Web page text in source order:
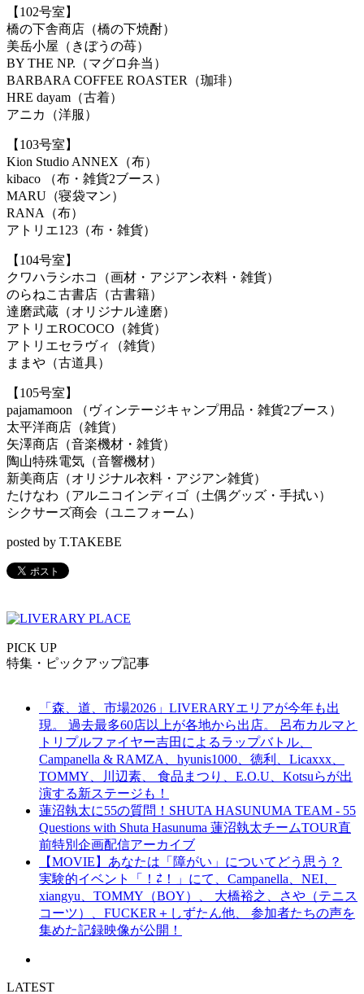
【102号室】
橋の下舎商店（橋の下焼酎）
美岳小屋（きぼうの苺）
BY THE NP.（マグロ弁当）
BARBARA COFFEE ROASTER（珈琲）
HRE dayam（古着）
アニカ（洋服）
【103号室】
Kion Studio ANNEX（布）
kibaco （布・雑貨2ブース）
MARU（寝袋マン）
RANA（布）
アトリエ123（布・雑貨）
【104号室】
クワハラシホコ（画材・アジアン衣料・雑貨）
のらねこ古書店（古書籍）
達磨武蔵（オリジナル達磨）
アトリエROCOCO（雑貨）
アトリエセラヴィ（雑貨）
ままや（古道具）
【105号室】
pajamamoon （ヴィンテージキャンプ用品・雑貨2ブース）
太平洋商店（雑貨）
矢澤商店（音楽機材・雑貨）
陶山特殊電気（音響機材）
新美商店（オリジナル衣料・アジアン雑貨）
たけなわ（アルニコインディゴ（土偶グッズ・手拭い）
シクサーズ商会（ユニフォーム）
posted by T.TAKEBE
PICK UP
特集・ピックアップ記事
「森、道、市場2026」LIVERARYエリアが今年も出
現。 過去最多60店以上が各地から出店。 呂布カルマと
トリプルファイヤー吉田によるラップバトル、
Campanella & RAMZA、hyunis1000、徳利、Licaxxx、
TOMMY、川辺素、 食品まつり、E.O.U、Kotsuらが出
演する新ステージも！
蓮沼執太に55の質問！SHUTA HASUNUMA TEAM - 55
Questions with Shuta Hasunuma 蓮沼執太チームTOUR直
前特別企画配信アーカイブ
【MOVIE】あなたは「障がい」についてどう思う？
実験的イベント「！⇄！」にて、Campanella、NEI、
xiangyu、TOMMY（BOY）、 大橋裕之、さや（テニス
コーツ）、FUCKER＋しずたん他、 参加者たちの声を
集めた記録映像が公開！
LATEST